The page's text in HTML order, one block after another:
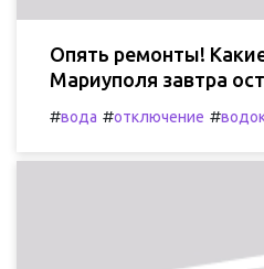
Опять ремонты!
Мариуполя завтра
#вода #отключение #